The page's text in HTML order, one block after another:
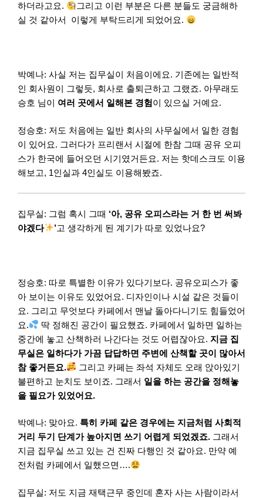
하더라고요.
그리고 이런 부분은 다른 분들도 궁금해하
실 것 같아서 이렇게 부탁드리게 되었어요.
박예나: 사실 저는 집무실이 처음이에요. 기존에는 일반적
인 회사원이 그렇듯, 회사로 출퇴근하고 그랬죠. 아무래도
승호 님이 여러 곳에서 일해본 경험이 있으실 거예요.
정승호: 저도 처음에는 일반 회사의 사무실에서 일한 경험
이 있어요. 그러다가 프리랜서 시절에 한참 그때 공유 오피
스가 한국에 들어오던 시기였거든요. 저는 핫데스크도 이용
해보고, 1인실과 4인실도 이용해봤죠.
집무실: 그럼 혹시 그때 ‘아, 공유 오피스라는 거 한 번 써봐
야겠다
’고 생각하게 된 계기가 따로 있었나요?
정승호: 따로 특별한 이유가 있다기보다. 공유오피스가 좋
아 보이는 이유도 있었어요. 디자인이나 시설 같은 것들이
요. 그리고 무엇보다 카페에서 맨날 돌아다니기도 힘들었어
요.
딱 정해진 공간이 필요했죠. 카페에서 일하면 일하는
중간에 놓고 산책하러 나간다는 것도 어렵잖아요. 지금 집
무실은 일하다가 가끔 답답하면 주변에 산책할 곳이 많아서
참 좋거든요.
그리고 카페는 좌석 자체도 오래 앉아있기
불편하고 눈치도 보이죠. 그래서 일을 하는 공간을 정해놓
을 필요가 있었어요.
박예나: 맞아요. 특히 카페 같은 경우에는 지금처럼 사회적
거리 두기 단계가 높아지면 쓰기 어렵게 되었겠죠. 그래서
지금 집무실 쓰고 있는 건 진짜 다행인 것 같아요. 만약 예
전처럼 카페에서 일했으면….
집무실: 저도 지금 재택근무 중인데 혼자 사는 사람이라서